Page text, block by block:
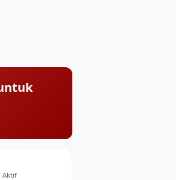
Aktif